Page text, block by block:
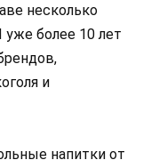
несколько
более 10 лет
и
напитки от